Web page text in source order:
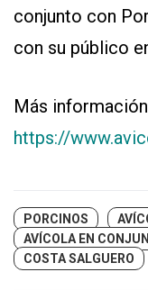
conjunto con
con su público
Más
https://
PORCINOS
AVÍCOLA EN
COSTA SALGUERO